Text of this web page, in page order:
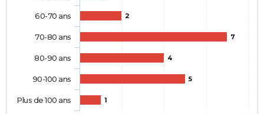
2
7
4
5
1
60-70 ans
70-80 ans
80-90 ans
90-100 ans
Plus de 100 ans